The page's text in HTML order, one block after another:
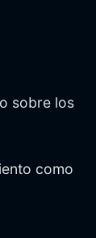
sobre los
como